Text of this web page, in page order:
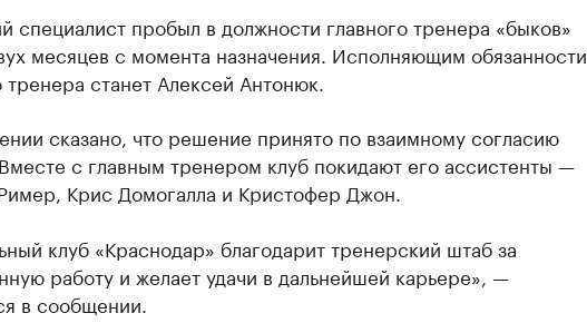
специалист пробыл в должности главного тренера «быков»
месяцев с момента назначения. Исполняющим обязанности
тренера станет Алексей Антонюк.
сказано, что решение принято по взаимному согласию
с главным тренером клуб покидают его ассистенты —
Крис Домогалла и Кристофер Джон.
клуб «Краснодар» благодарит тренерский штаб за
работу и желает удачи в дальнейшей карьере», —
в сообщении.